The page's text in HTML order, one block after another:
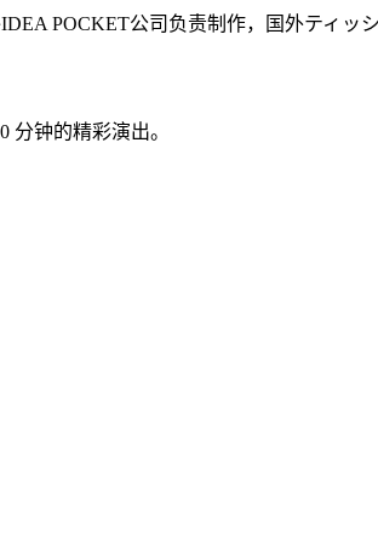
POCKET公司负责制作，国外ティッシ
钟的精彩演出。